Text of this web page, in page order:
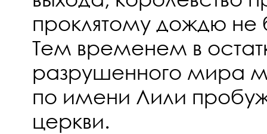
проклятому дождю не
Тем временем в
разрушенного мира
по имени Лили
церкви.